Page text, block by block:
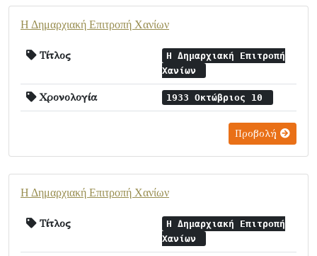
Η Δημαρχιακή Επιτροπή Χανίων
Τίτλος
Η Δημαρχιακή Επιτροπή
Χανίων
Χρονολογία 1933 Οκτώβριος 10
Προβολή
Η Δημαρχιακή Επιτροπή Χανίων
Τίτλος
Η Δημαρχιακή Επιτροπή
Χανίων